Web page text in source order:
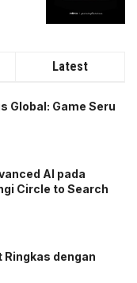
Latest
Global: Game Seru
AI pada
Circle to Search
Ringkas dengan